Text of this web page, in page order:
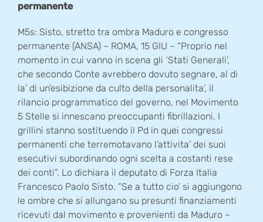
permanente
M5s: Sisto, stretto tra ombra Maduro e congresso
permanente (ANSA) – ROMA, 15 GIU – “Proprio nel
momento in cui vanno in scena gli ‘Stati Generali’,
che secondo Conte avrebbero dovuto segnare, al di
la’ di un’esibizione da culto della personalita’, il
rilancio programmatico del governo, nel Movimento
5 Stelle si innescano preoccupanti fibrillazioni. I
grillini stanno sostituendo il Pd in quei congressi
permanenti che terremotavano l’attivita’ dei suoi
esecutivi subordinando ogni scelta a costanti rese
dei conti”. Lo dichiara il deputato di Forza Italia
Francesco Paolo Sisto. “Se a tutto cio’ si aggiungono
le ombre che si allungano su presunti finanziamenti
ricevuti dal movimento e provenienti da Maduro –